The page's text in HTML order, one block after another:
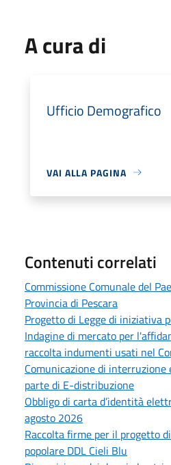
A cura di
Ufficio Demografico
VAI ALLA PAGINA
Contenuti correlati
Commissione Comunale del
Provincia di Pescara
Progetto di Legge di iniziativa
Indagine di mercato per
raccolta indumenti usati nel
Comunicazione di
parte di E-distribuzione
Obbligo di carta d’identità
agosto 2026
Raccolta firme per il progetto
popolare DDL Cieli Blu